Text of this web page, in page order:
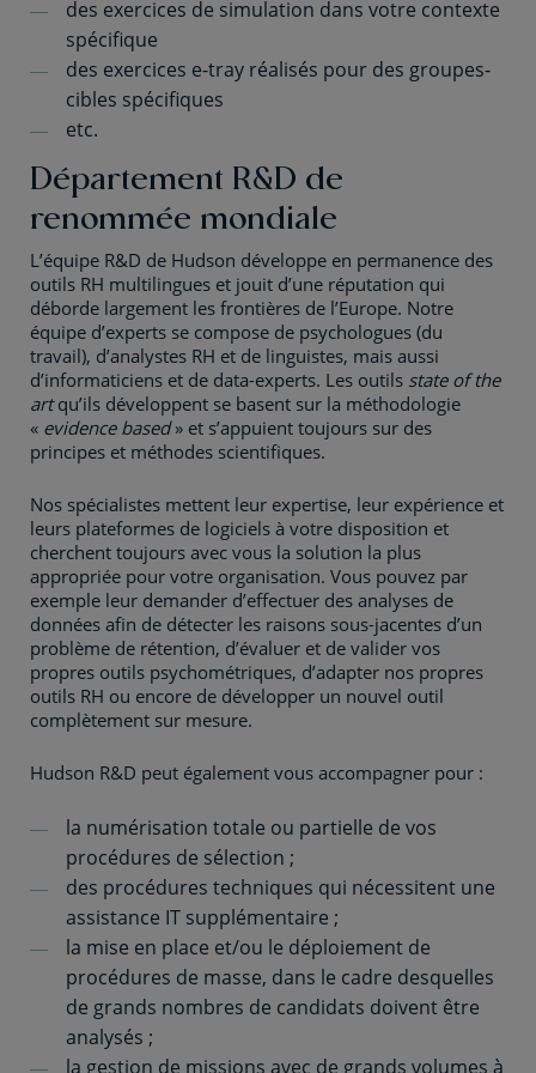
des exercices de simulation dans votre contexte
spécifique
des exercices e-tray réalisés pour des groupes-
cibles spécifiques
etc.
Département R&D de
renommée mondiale
L’équipe R&D de Hudson développe en permanence des
outils RH multilingues et jouit d’une réputation qui
déborde largement les frontières de l’Europe. Notre
équipe d’experts se compose de psychologues (du
travail), d’analystes RH et de linguistes, mais aussi
d’informaticiens et de data-experts. Les outils state of the
artqu’ils développent se basent sur la méthodologie
« evidence based» et s’appuient toujours sur des
principes et méthodes scientifiques.
Nos spécialistes mettent leur expertise, leur expérience et
leurs plateformes de logiciels à votre disposition et
cherchent toujours avec vous la solution la plus
appropriée pour votre organisation. Vous pouvez par
exemple leur demander d’effectuer des analyses de
données afin de détecter les raisons sous-jacentes d’un
problème de rétention, d’évaluer et de valider vos
propres outils psychométriques, d’adapter nos propres
outils RH ou encore de développer un nouvel outil
complètement sur mesure.
Hudson R&D peut également vous accompagner pour :
la numérisation totale ou partielle de vos
procédures de sélection ;
des procédures techniques qui nécessitent une
assistance IT supplémentaire ;
la mise en place et/ou le déploiement de
procédures de masse, dans le cadre desquelles
de grands nombres de candidats doivent être
analysés ;
la gestion de missions avec de grands volumes à